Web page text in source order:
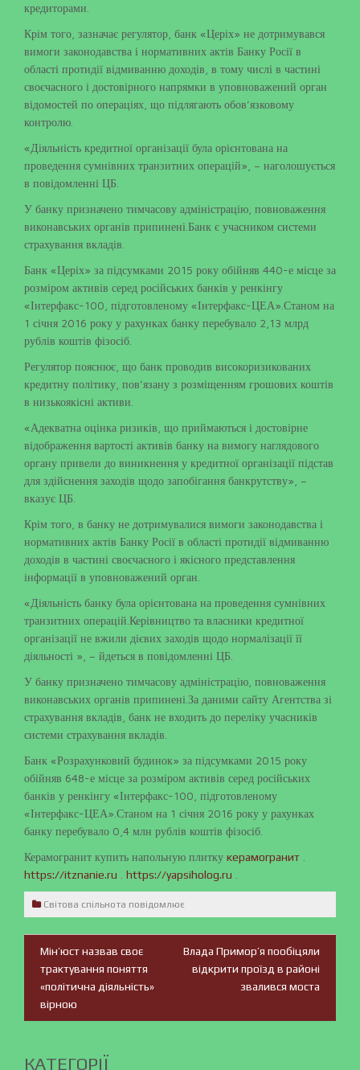
кредиторами.
Крім того, зазначає регулятор, банк «Церіх» не дотримувався
вимоги законодавства і нормативних актів Банку Росії в
області протидії відмиванню доходів, в тому числі в частині
своєчасного і достовірного напрямки в уповноважений орган
відомостей по операціях, що підлягають обов’язковому
контролю.
«Діяльність кредитної організації була орієнтована на
проведення сумнівних транзитних операцій», – наголошується
в повідомленні ЦБ.
У банку призначено тимчасову адміністрацію, повноваження
виконавських органів припинені.Банк є учасником системи
страхування вкладів.
Банк «Церіх» за підсумками 2015 року обійняв 440-е місце за
розміром активів серед російських банків у ренкінгу
«Інтерфакс-100, підготовленому «Інтерфакс-ЦЕА».Станом на
1 січня 2016 року у рахунках банку перебувало 2,13 млрд
рублів коштів фізосіб.
Регулятор пояснює, що банк проводив високоризикованих
кредитну політику, пов’язану з розміщенням грошових коштів
в низькоякісні активи.
«Адекватна оцінка ризиків, що приймаються і достовірне
відображення вартості активів банку на вимогу наглядового
органу привели до виникнення у кредитної організації підстав
для здійснення заходів щодо запобігання банкрутству», –
вказує ЦБ.
Крім того, в банку не дотримувалися вимоги законодавства і
нормативних актів Банку Росії в області протидії відмиванню
доходів в частині своєчасного і якісного представлення
інформації в уповноважений орган.
«Діяльність банку була орієнтована на проведення сумнівних
транзитних операцій.Керівництво та власники кредитної
організації не вжили дієвих заходів щодо нормалізації її
діяльності », – йдеться в повідомленні ЦБ.
У банку призначено тимчасову адміністрацію, повноваження
виконавських органів припинені.За даними сайту Агентства зі
страхування вкладів, банк не входить до переліку учасників
системи страхування вкладів.
Банк «Розрахунковий будинок» за підсумками 2015 року
обійняв 648-е місце за розміром активів серед російських
банків у ренкінгу «Інтерфакс-100, підготовленому
«Інтерфакс-ЦЕА».Станом на 1 січня 2016 року у рахунках
банку перебувало 0,4 млн рублів коштів фізосіб.
Керамогранит купить напольную плитку керамогранит
https://itznanie.ru https://yapsiholog.ru
Світова спільнота повідомлює
Навігація
записів
Мін’юст назвав своє
трактування поняття
«політична діяльність»
вірною
Влада Примор’я пообіцяли
відкрити проїзд в районі
звалився моста
КАТЕГОРІЇ